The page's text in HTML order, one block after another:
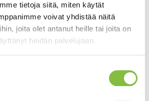
tietoja siitä, miten käytät
voivat yhdistää näitä
joita olet antanut heille tai joita on
heidän palvelujaan.